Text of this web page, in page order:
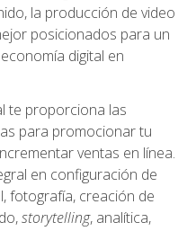
la producción de video
posicionados para un
digital en
te proporciona las
para promocionar tu
ventas en línea.
en configuración de
fotografía, creación de
storytelling, analítica,